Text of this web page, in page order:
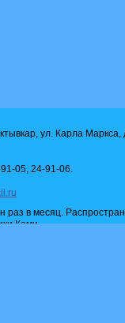
ул. Карла Маркса,
05, 24-91-06.
раз в месяц.
Коми.